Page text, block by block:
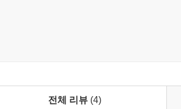
준다’는 트랜스젠더 혐오에는 ‘성별이란 애
은 대부분 ‘이성애(와 시스젠더)를 빼놓고’
전체 리뷰 (4)